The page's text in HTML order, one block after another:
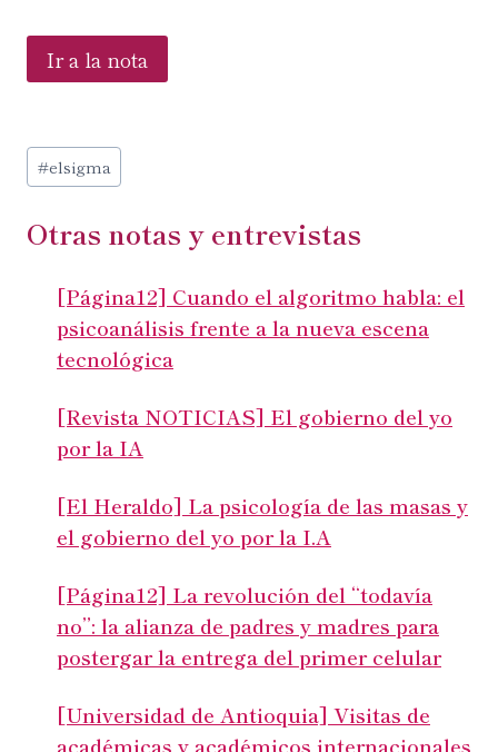
Ir a la nota
Étiquettes
de
publication :
#elsigma
Otras notas y entrevistas
[Página12] Cuando el algoritmo habla: el
psicoanálisis frente a la nueva escena
tecnológica
[Revista NOTICIAS] El gobierno del yo
por la IA
[El Heraldo] La psicología de las masas y
el gobierno del yo por la I.A
[Página12] La revolución del “todavía
no”: la alianza de padres y madres para
postergar la entrega del primer celular
[Universidad de Antioquia] Visitas de
académicas y académicos internacionales